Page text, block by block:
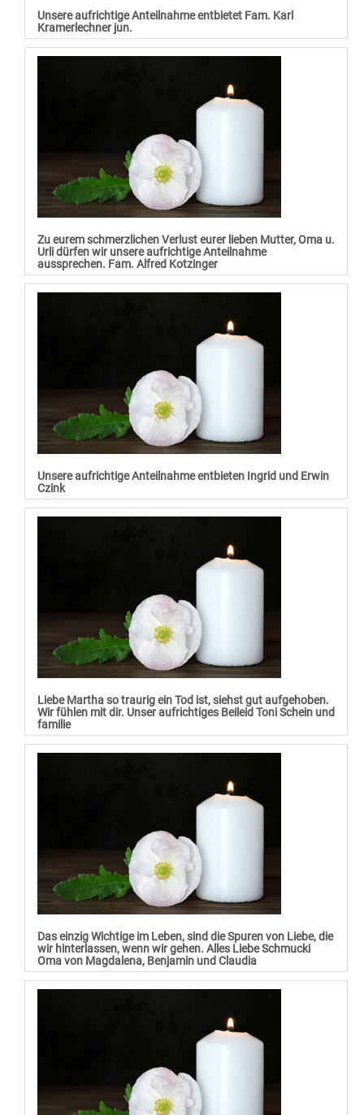
Unsere aufrichtige Anteilnahme entbietet Fam. Karl
Kramerlechner jun.
Zu eurem schmerzlichen Verlust eurer lieben Mutter, Oma u.
Urli dürfen wir unsere aufrichtige Anteilnahme
aussprechen. Fam. Alfred Kotzinger
Unsere aufrichtige Anteilnahme entbieten Ingrid und Erwin
Czink
Liebe Martha so traurig ein Tod ist, siehst gut aufgehoben.
Wir fühlen mit dir. Unser aufrichtiges Beileid Toni Schein und
familie
Das einzig Wichtige im Leben, sind die Spuren von Liebe, die
wir hinterlassen, wenn wir gehen. Alles Liebe Schmucki
Oma von Magdalena, Benjamin und Claudia